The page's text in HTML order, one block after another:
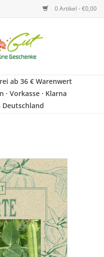
0 Artikel - €0,00
ab 36 € Warenwert
· Vorkasse · Klarna